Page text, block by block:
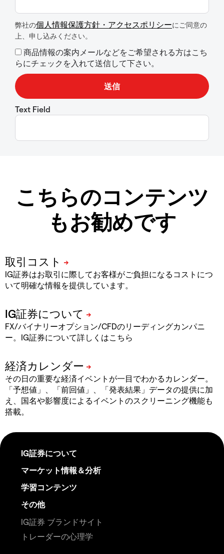
弊社の個人情報保護方針・アクセスポリシーにご同意の
上、申し込みください。
商品情報の案内メールなどをご希望される方はこち
らにチェックを入れて送信して下さい。
Text Field
こちらのコンテンツ
もお勧めです
IG証券はお取引に際してお客様がご負担になるコストにつ
いて明確な情報を提供しています。
FX/バイナリーオプション/CFDのリーディングカンパニ
ー。IG証券について詳しくはこちら
その日の重要な経済イベントが一目でわかるカレンダー。
「予想値」、「前回値」、「発表結果」データの提供に加
え、国名や影響度によるイベントのスクリーニング機能も
搭載。
IG証券について
マーケット情報＆分析
学習コンテンツ
その他
IG証券 ブランドサイト
トレーダーの心理学